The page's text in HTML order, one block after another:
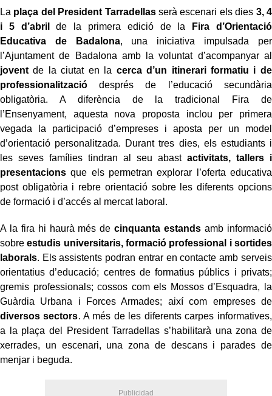
La plaça del President Tarradellasserà escenari els dies 3, 4
i 5 d’abril
de la primera edició de la
Fira d’Orientació
Educativa de Badalona, una iniciativa impulsada per
l’Ajuntament de Badalona amb la voluntat d’acompanyar al
jovent de la ciutat en la cerca d’un itinerari formatiu i de
professionalització després de l’educació secundària
obligatòria. A diferència de la tradicional Fira de
l’Ensenyament, aquesta nova proposta inclou per primera
vegada la participació d’empreses i aposta per un model
d’orientació personalitzada. Durant tres dies, els estudiants i
les seves famílies tindran al seu abastactivitats, tallers i
presentacions que els permetran explorar l’oferta educativa
post obligatòria i rebre orientació sobre les diferents opcions
de formació i d’accés al mercat laboral.
A la fira hi haurà més decinquanta estands amb informació
sobreestudis universitaris, formació professional i sortides
laborals. Els assistents podran entrar en contacte amb serveis
orientatius d’educació; centres de formatius públics i privats;
gremis professionals; cossos com els Mossos d’Esquadra, la
Guàrdia Urbana i Forces Armades; així com empreses de
diversos sectors. A més de les diferents carpes informatives,
a la plaça del President Tarradellas s’habilitarà una zona de
xerrades, un escenari, una zona de descans i parades de
menjar i beguda.